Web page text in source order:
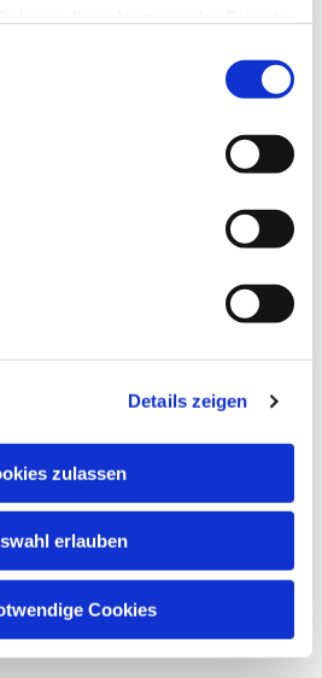
Details zeigen
zulassen
erlauben
Cookies